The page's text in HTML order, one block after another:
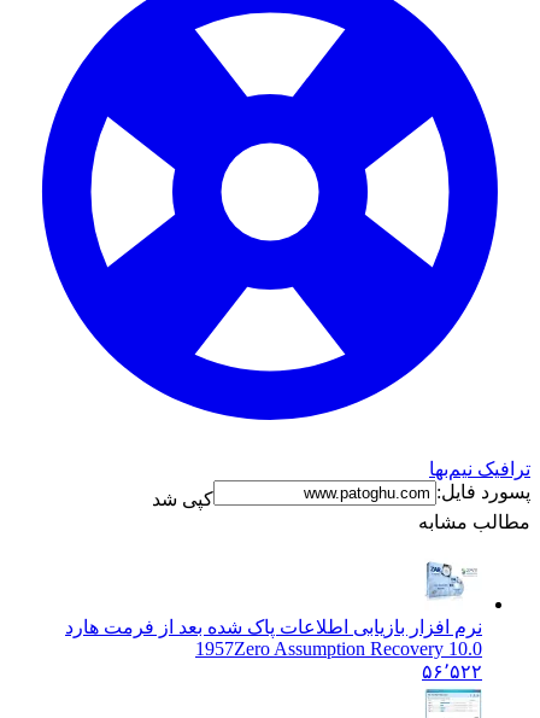
ترافیک نیم‌بها
پسورد فایل:
کپی شد
مطالب مشابه
نرم افزار بازیابی اطلاعات پاک شده بعد از فرمت هارد
1957Zero Assumption Recovery 10.0
۵۶٬۵۲۲